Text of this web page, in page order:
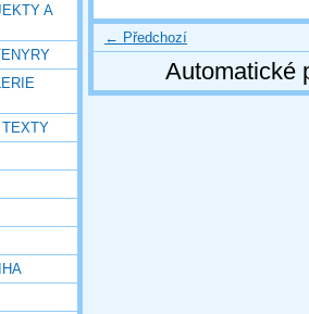
A
← Předchozí
Automatické